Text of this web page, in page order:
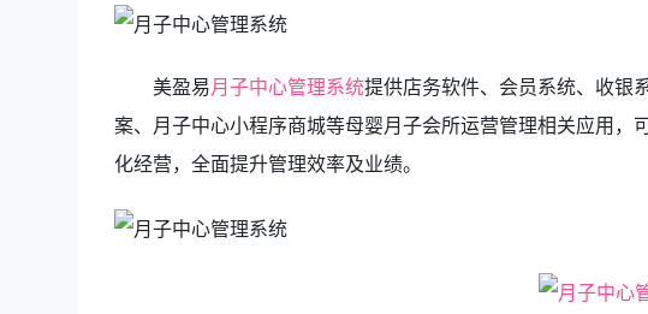
美盈易月子中心管理系统提供店务软件、会员系统、收银
案、月子中心小程序商城等母婴月子会所运营管理相关应用
化经营，全面提升管理效率及业绩。